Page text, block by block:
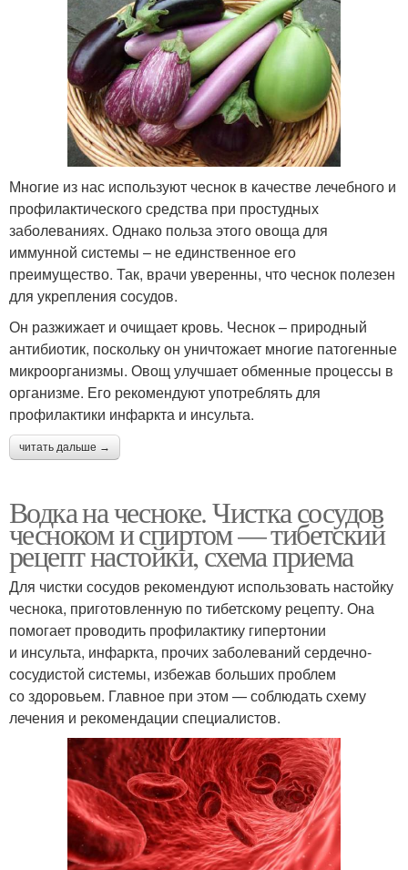
Многие из нас используют чеснок в качестве лечебного и
профилактического средства при простудных
заболеваниях. Однако польза этого овоща для
иммунной системы – не единственное его
преимущество. Так, врачи уверенны, что чеснок полезен
для укрепления сосудов.
Он разжижает и очищает кровь. Чеснок – природный
антибиотик, поскольку он уничтожает многие патогенные
микроорганизмы. Овощ улучшает обменные процессы в
организме. Его рекомендуют употреблять для
профилактики инфаркта и инсульта.
читать дальше →
Водка на чесноке. Чистка сосудов
чесноком и спиртом — тибетский
рецепт настойки, схема приема
Для чистки сосудов рекомендуют использовать настойку
чеснока, приготовленную по тибетскому рецепту. Она
помогает проводить профилактику гипертонии
и инсульта, инфаркта, прочих заболеваний сердечно-
сосудистой системы, избежав больших проблем
со здоровьем. Главное при этом — соблюдать схему
лечения и рекомендации специалистов.